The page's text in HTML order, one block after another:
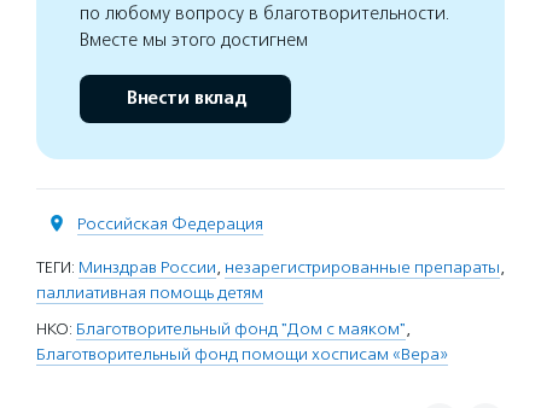
по любому вопросу в благотворительности.
Вместе мы этого достигнем
Внести вклад
Российская Федерация
ТЕГИ: Минздрав России, незарегистрированные препараты,
паллиативная помощь детям
НКО: Благотворительный фонд "Дом с маяком",
Благотворительный фонд помощи хосписам «Вера»